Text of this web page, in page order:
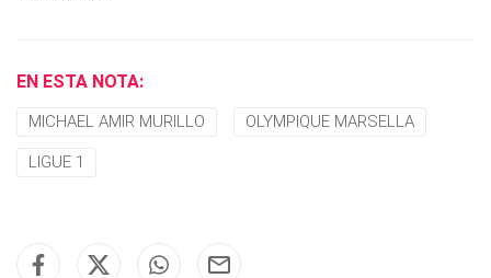
EN ESTA NOTA:
MICHAEL AMIR MURILLO OLYMPIQUE MARSELLA
LIGUE 1